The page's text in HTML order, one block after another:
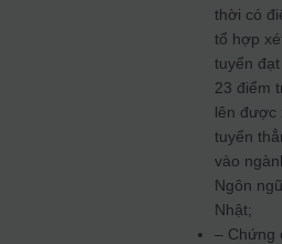
thời có
tổ hợp
tuyển
23 điểm
lên được
tuyển
vào
Ngôn
Nhật;
– Chứng